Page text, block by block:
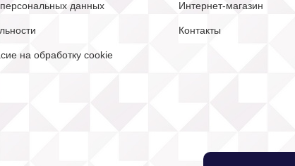
данных
на обработку cookie
Интернет-магазин
Контакты